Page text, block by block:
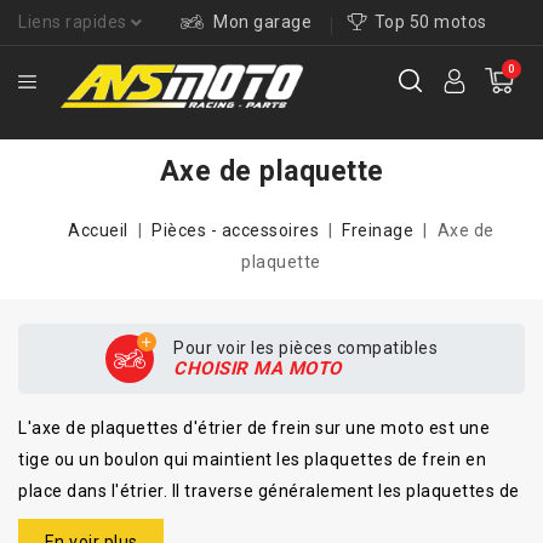
Liens rapides Mon garage Top 50 motos
0
Axe de plaquette
Accueil Pièces - accessoires Freinage
Axe de
plaquette
Pour voir les pièces compatibles
CHOISIR MA MOTO
L'axe de plaquettes d'étrier de frein sur une moto est une
tige ou un boulon qui maintient les plaquettes de frein en
place dans l'étrier. Il traverse généralement les plaquettes de
frein et aide à les maintenir alignées par rapport au disque de